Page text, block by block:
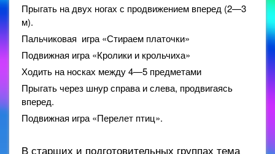
Прыгать на двух ногах с продвижением вперед (2—3
м).
Пальчиковая игра «Стираем платочки»
Подвижная игра «Кролики и крольчиха»
Ходить на носках между 4—5 предметами
Прыгать через шнур справа и слева, продвигаясь
вперед.
Подвижная игра «Перелет птиц».
В старших и подготовительных группах тема